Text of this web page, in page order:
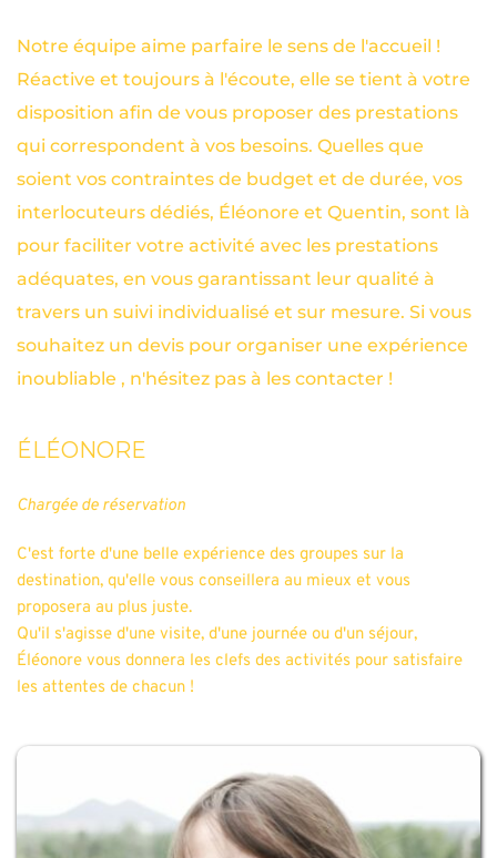
Notre équipe aime parfaire le sens de l'accueil !
Réactive et toujours à l'écoute, elle se tient à votre
disposition afin de vous proposer des prestations
qui correspondent à vos besoins. Quelles que
soient vos contraintes de budget et de durée, vos
interlocuteurs dédiés, Éléonore et Quentin, sont là
pour faciliter votre activité avec les prestations
adéquates, en vous garantissant leur qualité à
travers un suivi individualisé et sur mesure. Si vous
souhaitez un devis pour organiser une expérience
inoubliable , n'hésitez pas à les contacter !
ÉLÉONORE
Chargée de réservation
C'est forte d'une belle expérience des groupes sur la
destination, qu'elle vous conseillera au mieux et vous
proposera au plus juste.
Qu'il s'agisse d'une visite, d'une journée ou d'un séjour,
Éléonore vous donnera les clefs des activités pour satisfaire
les attentes de chacun !